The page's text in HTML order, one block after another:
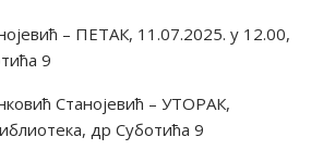
– ПЕТАК, 11.07.2025. у 12.00,
9
Станојевић – УТОРАК,
др Суботића 9